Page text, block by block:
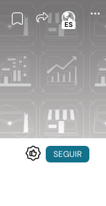
ES
SEGUIR